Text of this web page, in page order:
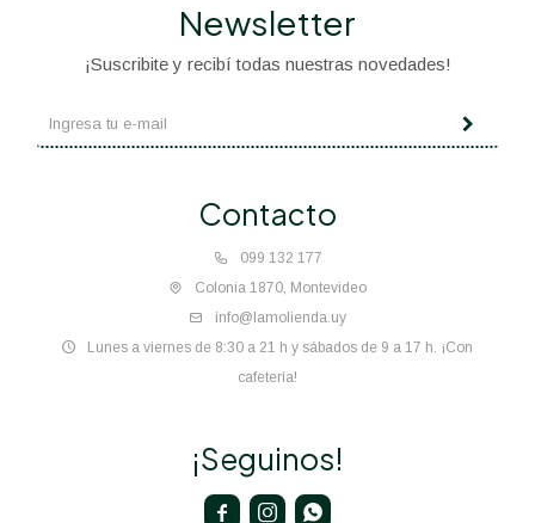
Contacto
099 132 177
Colonia 1870, Montevideo
info@lamolienda.uy
Lunes a viernes de 8:30 a 21 h y sábados de 9 a 17 h. ¡Con
cafetería!
Newsletter
¡Suscribite y recibí todas nuestras novedades!
¡Seguinos!
  